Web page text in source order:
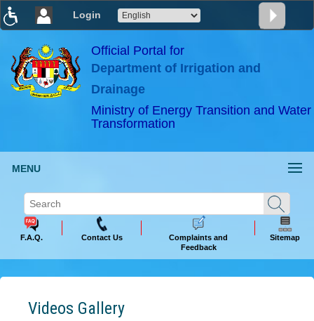
Login
×
ABeeZee
Official Portal for
Department of Irrigation and
Drainage
Ministry of Energy Transition and Water
Transformation
MENU
F.A.Q. Contact Us
Complaints and
Feedback
Sitemap
Videos Gallery